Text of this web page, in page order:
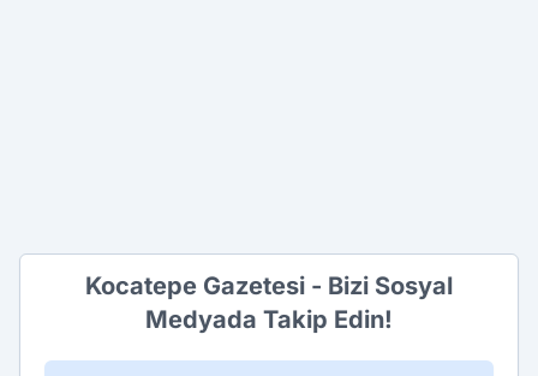
Kocatepe Gazetesi - Bizi Sosyal
Medyada Takip Edin!